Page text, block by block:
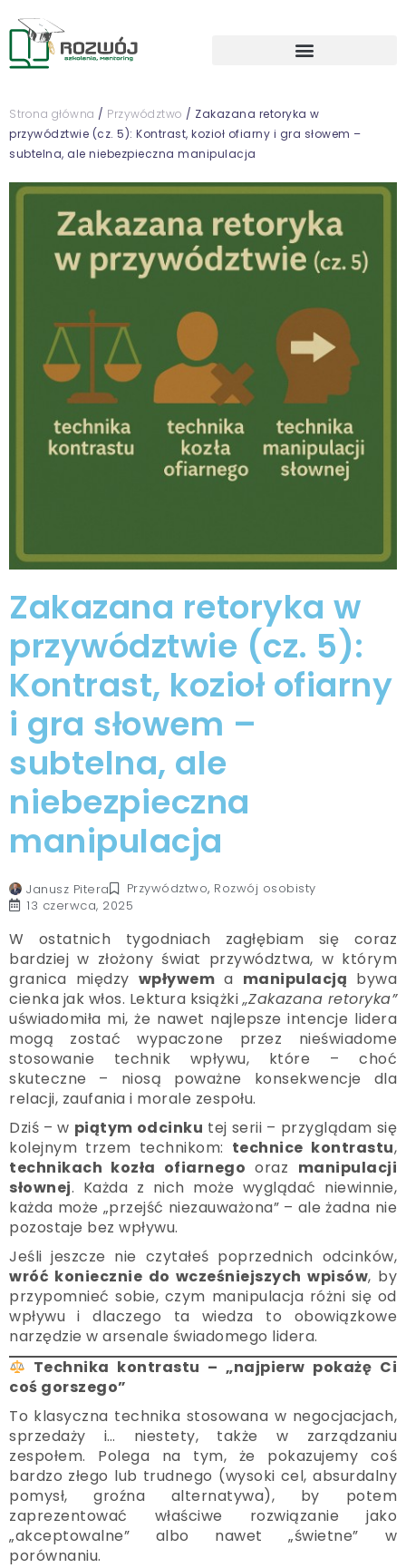
Strona główna / Przywództwo / Zakazana retoryka w
przywództwie (cz. 5): Kontrast, kozioł ofiarny i gra słowem –
subtelna, ale niebezpieczna manipulacja
Zakazana retoryka w
przywództwie (cz. 5):
Kontrast, kozioł ofiarny
i gra słowem –
subtelna, ale
niebezpieczna
manipulacja
Janusz Pitera Przywództwo, Rozwój osobisty
13 czerwca, 2025
W ostatnich tygodniach zagłębiam się coraz
bardziej w złożony świat przywództwa, w którym
granica między wpływem a manipulacją bywa
cienka jak włos. Lektura książki„Zakazana retoryka”
uświadomiła mi, że nawet najlepsze intencje lidera
mogą zostać wypaczone przez nieświadome
stosowanie technik wpływu, które – choć
skuteczne – niosą poważne konsekwencje dla
relacji, zaufania i morale zespołu.
Dziś – w piątym odcinku tej serii – przyglądam się
kolejnym trzem technikom: technice kontrastu,
technikach kozła ofiarnego oraz manipulacji
słownej. Każda z nich może wyglądać niewinnie,
każda może „przejść niezauważona” – ale żadna nie
pozostaje bez wpływu.
Jeśli jeszcze nie czytałeś poprzednich odcinków,
wróć koniecznie do wcześniejszych wpisów, by
przypomnieć sobie, czym manipulacja różni się od
wpływu i dlaczego ta wiedza to obowiązkowe
narzędzie w arsenale świadomego lidera.
Technika kontrastu – „najpierw pokażę Ci
coś gorszego”
To klasyczna technika stosowana w negocjacjach,
sprzedaży i… niestety, także w zarządzaniu
zespołem. Polega na tym, że pokazujemy coś
bardzo złego lub trudnego (wysoki cel, absurdalny
pomysł, groźna alternatywa), by potem
zaprezentować właściwe rozwiązanie jako
„akceptowalne” albo nawet „świetne” w
porównaniu.